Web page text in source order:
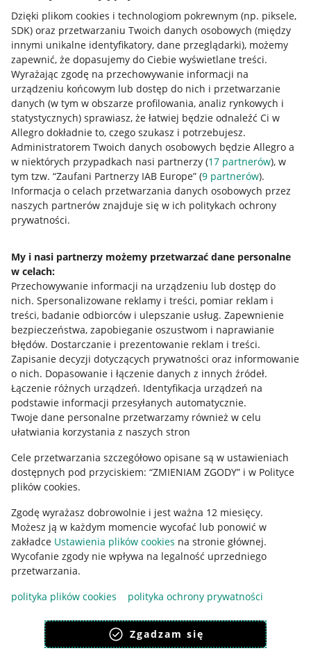
Dzięki plikom cookies i technologiom pokrewnym (np. piksele,
SDK) oraz przetwarzaniu Twoich danych osobowych (między
innymi unikalne identyfikatory, dane przeglądarki), możemy
zapewnić, że dopasujemy do Ciebie wyświetlane treści.
Wyrażając zgodę na przechowywanie informacji na
urządzeniu końcowym lub dostęp do nich i przetwarzanie
danych (w tym w obszarze profilowania, analiz rynkowych i
statystycznych) sprawiasz, że łatwiej będzie odnaleźć Ci w
Allegro dokładnie to, czego szukasz i potrzebujesz.
Administratorem Twoich danych osobowych będzie Allegro a
w niektórych przypadkach nasi partnerzy (17 partnerów), w
tym tzw. “Zaufani Partnerzy IAB Europe” (9 partnerów).
Informacja o celach przetwarzania danych osobowych przez
naszych partnerów znajduje się w ich politykach ochrony
prywatności.
My i nasi partnerzy możemy przetwarzać dane personalne
w celach:
Przechowywanie informacji na urządzeniu lub dostęp do
nich. Spersonalizowane reklamy i treści, pomiar reklam i
treści, badanie odbiorców i ulepszanie usług. Zapewnienie
bezpieczeństwa, zapobieganie oszustwom i naprawianie
błędów. Dostarczanie i prezentowanie reklam i treści.
Zapisanie decyzji dotyczących prywatności oraz informowanie
o nich. Dopasowanie i łączenie danych z innych źródeł.
Łączenie różnych urządzeń. Identyfikacja urządzeń na
podstawie informacji przesyłanych automatycznie.
Twoje dane personalne przetwarzamy również w celu
ułatwiania korzystania z naszych stron
Cele przetwarzania szczegółowo opisane są w ustawieniach
dostępnych pod przyciskiem: “ZMIENIAM ZGODY” i w Polityce
plików cookies.
Zgodę wyrażasz dobrowolnie i jest ważna 12 miesięcy.
Możesz ją w każdym momencie wycofać lub ponowić w
zakładce Ustawienia plików cookies na stronie głównej.
Wycofanie zgody nie wpływa na legalność uprzedniego
przetwarzania.
polityka plików cookies
polityka ochrony prywatności
Zgadzam się
Przydatne informacje
Jak to działa
Allegro Gadane dla sprzedających
Allegro Gadane dla kupujących
Mapa miejscowości
Informacje prawne
Regulamin
Polityka plików "cookies"
Ustawienia plików "cookies"
Udostępnianie lokalizacji
Informacje dla Aktu o Usługach Cyfrowych
Pobierz aplikację